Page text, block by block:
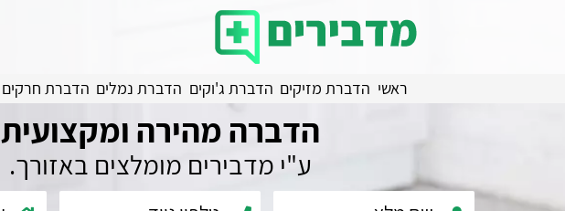
ראשי הדברת מזיקים הדברת ג'וקים הדברת נמלים הדברת חרקים
הדברה מהירה ומקצועית
ע"י מדבירים מומלצים באזורך.